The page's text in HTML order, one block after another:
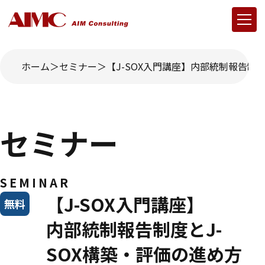
ホーム セミナー 【J-SOX入門講座】内部統制報告制
セミナー
SEMINAR
【J-SOX入門講座】
内部統制報告制度とJ-
SOX構築・評価の進め方
無料